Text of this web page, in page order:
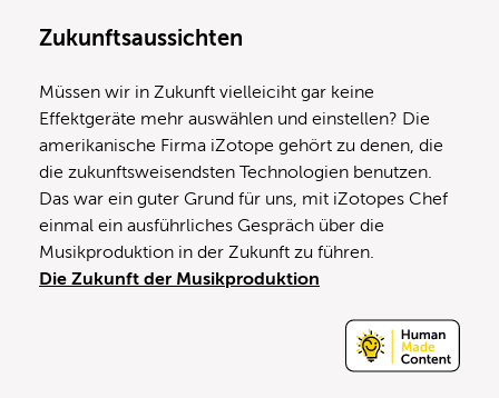
Zukunftsaussichten
Müssen wir in Zukunft vielleiciht gar keine
Effektgeräte mehr auswählen und einstellen? Die
amerikanische Firma iZotope gehört zu denen, die
die zukunftsweisendsten Technologien benutzen.
Das war ein guter Grund für uns, mit iZotopes Chef
einmal ein ausführliches Gespräch über die
Musikproduktion in der Zukunft zu führen.
Die Zukunft der Musikproduktion